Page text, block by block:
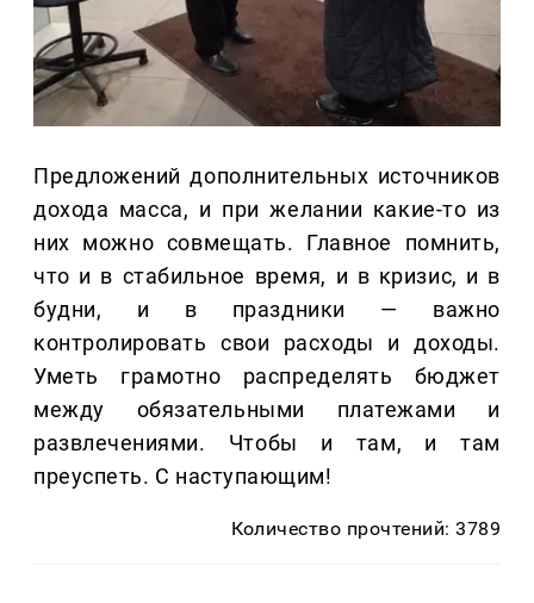
Предложений дополнительных источников
дохода масса, и при желании какие-то из
них можно совмещать. Главное помнить,
что и в стабильное время, и в кризис, и в
будни, и в праздники — важно
контролировать свои расходы и доходы.
Уметь грамотно распределять бюджет
между обязательными платежами и
развлечениями. Чтобы и там, и там
преуспеть. С наступающим!
Количество прочтений: 3789